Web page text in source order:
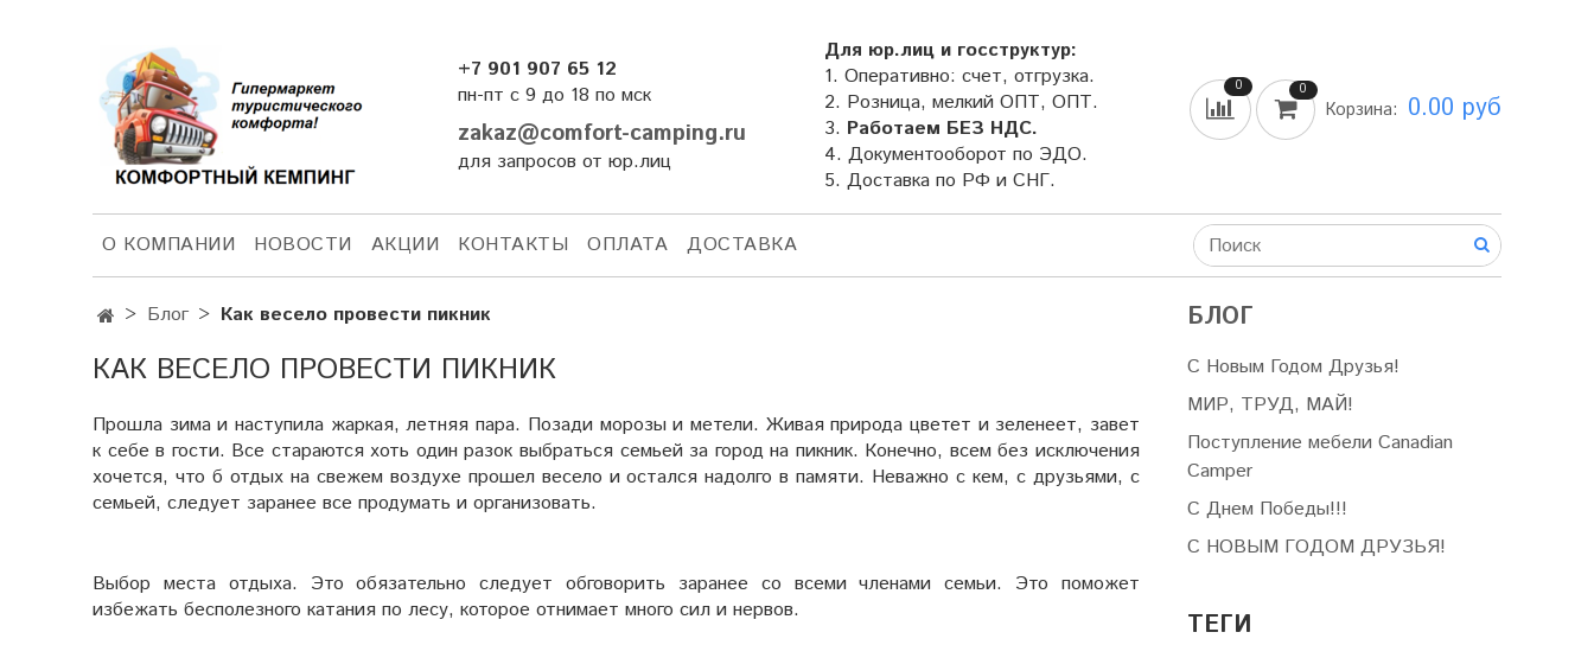
+7 901 907 65 12
пн-пт с 9 до 18 по мск
zakaz@comfort-camping.ru
для запросов от юр.лиц
Для юр.лиц и госструктур:
1. Оперативно: счет, отгрузка.
2. Розница, мелкий ОПТ, ОПТ.
3. Работаем БЕЗ НДС.
4. Документооборот по ЭДО.
5. Доставка по РФ и СНГ.
0 0
Корзина: 0.00 руб
О КОМПАНИИ НОВОСТИ АКЦИИ КОНТАКТЫ ОПЛАТА ДОСТАВКА
Блог Как весело провести пикник
КАК ВЕСЕЛО ПРОВЕСТИ ПИКНИК
Прошла зима и наступила жаркая, летняя пара. Позади морозы и метели. Живая природа цветет и зеленеет, завет
к себе в гости. Все стараются хоть один разок выбраться семьей за город на пикник. Конечно, всем без исключения
хочется, что б отдых на свежем воздухе прошел весело и остался надолго в памяти. Неважно с кем, с друзьями, с
семьей, следует заранее все продумать и организовать.
Выбор места отдыха. Это обязательно следует обговорить заранее со всеми членами семьи. Это поможет
избежать бесполезного катания по лесу, которое отнимает много сил и нервов.
БЛОГ
С Новым Годом Друзья!
МИР, ТРУД, МАЙ!
Поступление мебели Canadian
Camper
С Днем Победы!!!
С НОВЫМ ГОДОМ ДРУЗЬЯ!
ТЕГИ